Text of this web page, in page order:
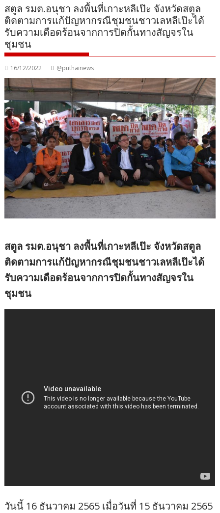
สตูล รมต.อนุชา ลงพื้นที่เกาะหลีเป๊ะ จังหวัดสตูล
ติดตามการแก้ปัญหากรณีชุมชนชาวเลหลีเป๊ะได้
รับความเดือดร้อนจากการปิดกั้นทางสัญจรใน
ชุมชน
16/12/2022 @puthainews
สตูล รมต.อนุชา ลงพื้นที่เกาะหลีเป๊ะ จังหวัดสตูล
ติดตามการแก้ปัญหากรณีชุมชนชาวเลหลีเป๊ะได้
รับความเดือดร้อนจากการปิดกั้นทางสัญจรใน
ชุมชน
วันนี้ 16 ธันวาคม 2565 เมื่อวันที่ 15 ธันวาคม 2565